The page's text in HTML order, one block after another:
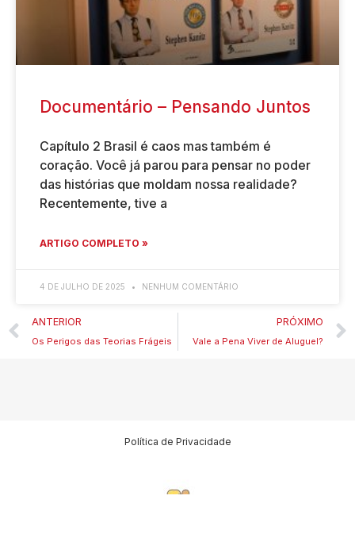
Documentário – Pensando Juntos
Capítulo 2 Brasil é caos mas também é
coração. Você já parou para pensar no poder
das histórias que moldam nossa realidade?
Recentemente, tive a
ARTIGO COMPLETO »
4 DE JULHO DE 2025 NENHUM COMENTÁRIO
ANTERIOR
Os Perigos das Teorias Frágeis
PRÓXIMO
Vale a Pena Viver de Aluguel?
Política de Privacidade